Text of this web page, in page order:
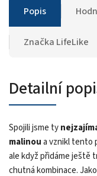
Popis
Značka LifeLike
Detailní
Spojili jsme ty
malinoua vznikl tento
ale když přidáme ještě
chutná kombinace.